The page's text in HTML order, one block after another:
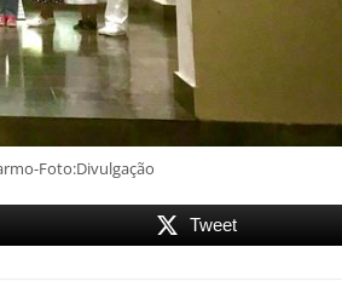
Foto:Divulgação
Tweet